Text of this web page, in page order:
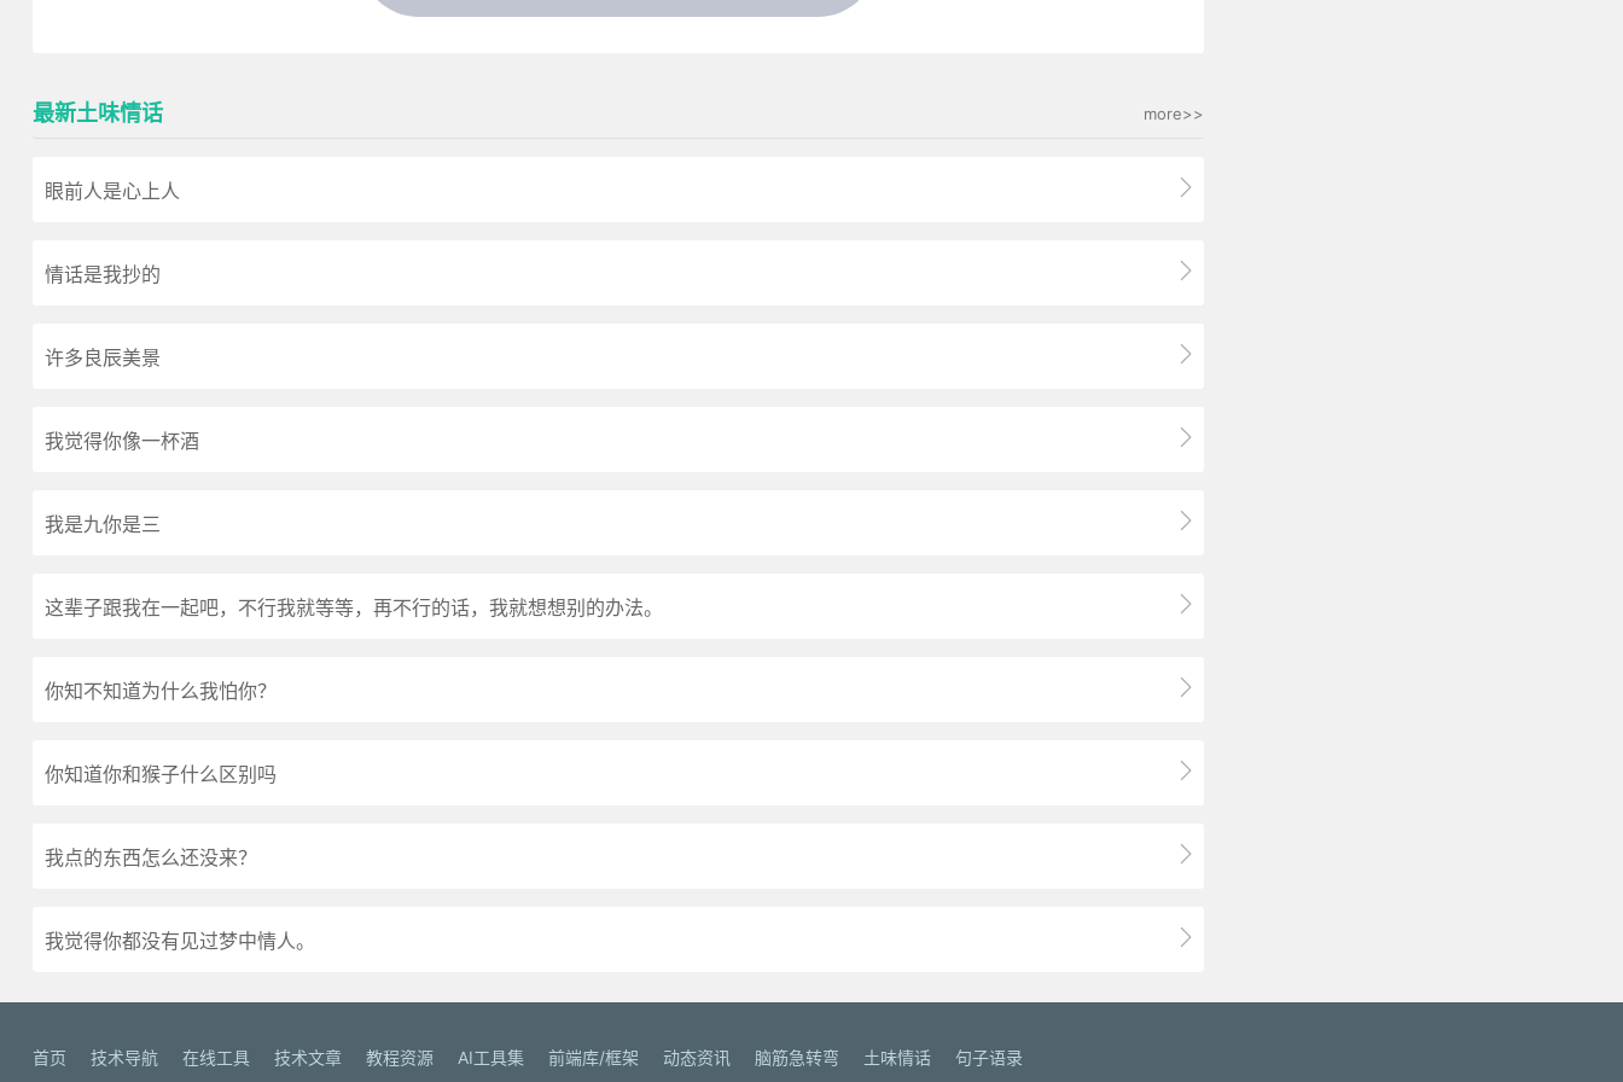
最新土味情话 more>>
眼前人是心上人
情话是我抄的
许多良辰美景
我觉得你像一杯酒
我是九你是三
这辈子跟我在一起吧，不行我就等等，再不行的话，我就想想别的办法。
你知不知道为什么我怕你？
你知道你和猴子什么区别吗
我点的东西怎么还没来？
我觉得你都没有见过梦中情人。
首页 技术导航 在线工具 技术文章 教程资源 AI工具集 前端库/框架 动态资讯 脑筋急转弯 土味情话 句子语录